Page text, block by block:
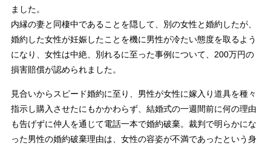
ました。
内縁の妻と同棲中であることを隠して、別の女性と婚約したが、
婚約した女性が妊娠したことを機に男性が冷たい態度を取るよう
になり、女性は中絶、別れるに至った事例について、200万円の
損害賠償が認められました。
見合いからスピード婚約に至り、男性が女性に嫁入り道具を種々
指示し購入させたにもかかわらず、結婚式の一週間前に何の理由
も告げずに仲人を通じて電話一本で婚約破棄。裁判で明らかにな
った男性の婚約破棄理由は、女性の容姿が不満であったという身